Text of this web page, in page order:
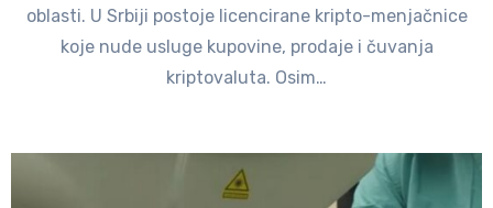
oblasti. U Srbiji postoje licencirane kripto-menjačnice
koje nude usluge kupovine, prodaje i čuvanja
kriptovaluta. Osim…